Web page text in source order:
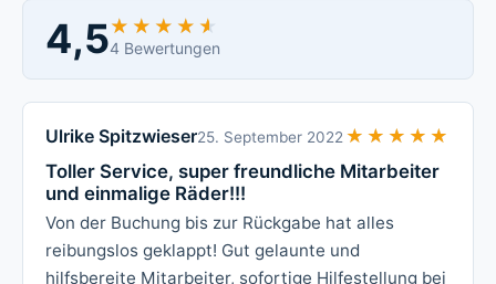
4,5★★★★★
★★★★★
4 Bewertungen
Ulrike Spitzwieser25. September 2022★★★★★
★★★★★
Toller Service, super freundliche Mitarbeiter
und einmalige Räder!!!
Von der Buchung bis zur Rückgabe hat alles
reibungslos geklappt! Gut gelaunte und
hilfsbereite Mitarbeiter, sofortige Hilfestellung bei